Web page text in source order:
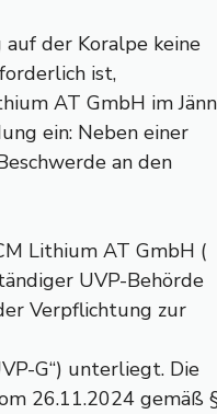
der Koralpe keine
ist,
AT GmbH im
ein: Neben einer
an den
Lithium AT GmbH (
UVP-Behörde
Verpflichtung zur
G“) unterliegt. Die
26.11.2024 gemäß